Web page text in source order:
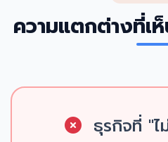
ความแตกต่างที่เ
ธุรกิจที่ "ไ